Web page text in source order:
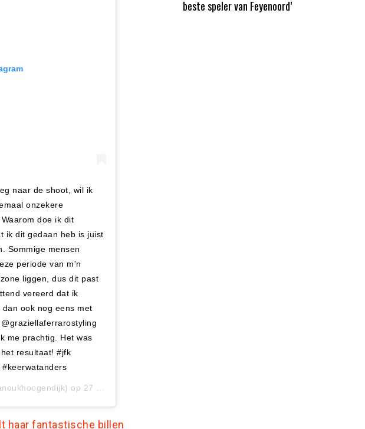
naar de shoot, wil ik
onzekere
doe ik dit
ik dit gedaan heb is juist
Sommige mensen
periode van m'n
liggen, dus dit past
vereerd dat ik
ook nog eens met
me prachtig. Het was
resultaat! #jfk
op 27 Feb 2019 om 7:00 (PST)
haar fantastische billen
beste speler van Feyenoord’